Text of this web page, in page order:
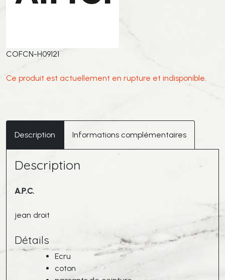
COFCN-H09121
Ce produit est actuellement en rupture et indisponible.
Description Informations complémentaires
Description
A.P.C.
jean droit
Détails
Ecru
coton